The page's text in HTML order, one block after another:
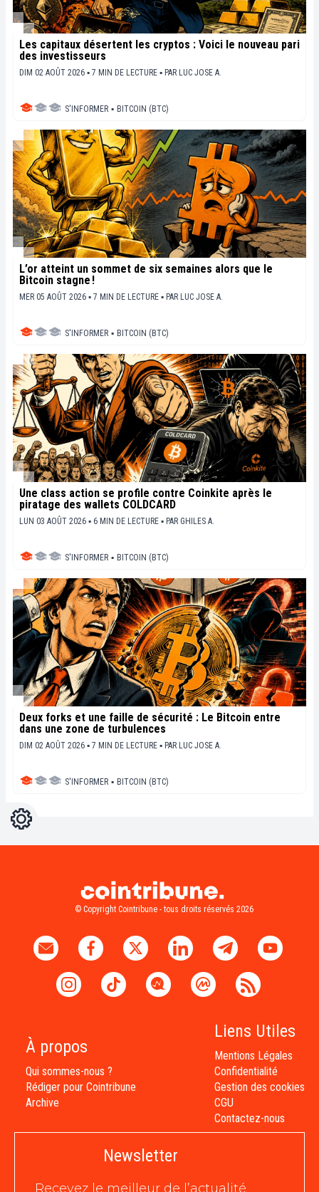
Les capitaux désertent les cryptos : Voici le nouveau pari
des investisseurs
DIM 02 AOÛT 2026 ▪ 7 MIN DE LECTURE ▪ PAR LUC JOSE A.
S'INFORMER ▪ BITCOIN (BTC)
L’or atteint un sommet de six semaines alors que le
Bitcoin stagne !
MER 05 AOÛT 2026 ▪ 7 MIN DE LECTURE ▪ PAR LUC JOSE A.
S'INFORMER ▪ BITCOIN (BTC)
Une class action se profile contre Coinkite après le
piratage des wallets COLDCARD
LUN 03 AOÛT 2026 ▪ 6 MIN DE LECTURE ▪ PAR GHILES A.
S'INFORMER ▪ BITCOIN (BTC)
Deux forks et une faille de sécurité : Le Bitcoin entre
dans une zone de turbulences
DIM 02 AOÛT 2026 ▪ 7 MIN DE LECTURE ▪ PAR LUC JOSE A.
S'INFORMER ▪ BITCOIN (BTC)
Réglages
© Copyright Cointribune - tous droits réservés 2026
À propos
Qui sommes-nous ?
Rédiger pour Cointribune
Archive
Liens Utiles
Mentions Légales
Confidentialité
Gestion des cookies
CGU
Contactez-nous
Newsletter
Recevez le meilleur de l’actualité